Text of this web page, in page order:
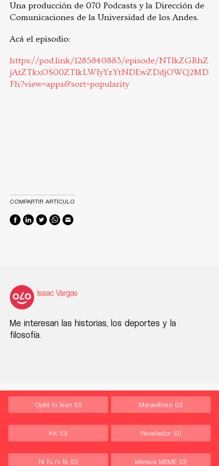
Una producción de 070 Podcasts y la Dirección de
Comunicaciones de la Universidad de los Andes.
Acá el episodio:
https://pod.link/1285840883/episode/NTlkZGRhZ
jAtZTkxOS00ZTlkLWIyYzYtNDEwZDdjOWQ2MD
Fh?view=apps&sort=popularity
COMPARTIR ARTÍCULO
Isaac Vargas
Me interesan las historias, los deportes y la
filosofía.
Ojalá lo lean (0) Maravilloso (0)
KK (0) Revelador (0)
Ni fú ni fá (0) Merece MEME (0)